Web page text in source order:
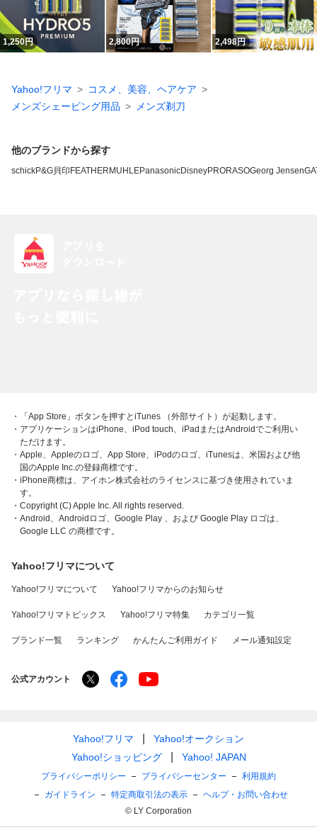
1,250円 2,800円 2,498円
Yahoo!フリマ
コスメ、美容、ヘアケア
メンズシェービング用品
メンズ剃刀
他のブランドから探す
schickP&G貝印 FEATHER MUHLEPanasonicDisneyPRORASOGeorg Jensen
・「App Store」ボタンを押すとiTunes （外部サイト）が起動します。
・アプリケーションはiPhone、iPod touch、iPadまたはAndroidでご利用い
ただけます。
・Apple、Appleのロゴ、App Store、iPodのロゴ、iTunesは、米国および他
国のApple Inc.の登録商標です。
・iPhone商標は、アイホン株式会社のライセンスに基づき使用されていま
す。
・Copyright (C) Apple Inc. All rights reserved.
・Android、Androidロゴ、Google Play 、および Google Play ロゴは、
Google LLC の商標です。
Yahoo!フリマについて
Yahoo!フリマについて Yahoo!フリマからのお知らせ
Yahoo!フリマトピックス Yahoo!フリマ特集 カテゴリ一覧
ブランド一覧 ランキング かんたんご利用ガイド メール通知設定
公式アカウント
Yahoo!フリマ
Yahoo!オークション
Yahoo!ショッピング
Yahoo! JAPAN
プライバシーポリシー プライバシーセンター
利用規約
ガイドライン
特定商取引法の表示
ヘルプ・お問い合わせ
© LY Corporation